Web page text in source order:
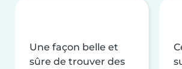
Une façon belle et
sûre de trouver des